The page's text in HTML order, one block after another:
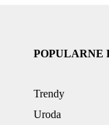
POPULARNE
Trendy
Uroda